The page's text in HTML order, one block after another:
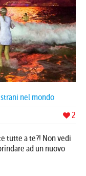
nel mondo
2
tutte a te?! Non vedi
ad un nuovo